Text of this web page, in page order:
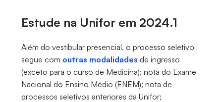
Estude na Unifor em 2024.1
Além do vestibular presencial, o processo seletivo
segue com outras modalidades de ingresso
(exceto para o curso de Medicina): nota do Exame
Nacional do Ensino Médio (ENEM); nota de
processos seletivos anteriores da Unifor;